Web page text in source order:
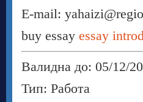
E-mail:
buy essay essay
Валидна до: 05/12/
Тип: Работа